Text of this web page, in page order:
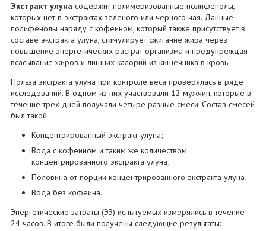
Экстракт улуна содержит полимеризованные полифенолы,
которых нет в экстрактах зеленого или черного чая. Данные
полифенолы наряду с кофеином, который также присутствует в
составе экстракта улуна, стимулирует сжигание жира через
повышение энергетических растрат организма и предупреждая
всасывание жиров и лишних калорий из кишечника в кровь.
Польза экстракта улуна при контроле веса проверялась в ряде
исследований. В одном из них участвовали 12 мужчин, которые в
течение трех дней получали четыре разные смеси. Состав смесей
был такой:
Концентрированный экстракт улуна;
Вода с кофеином и таким же количеством
концентрированного экстракта улуна;
Половина от порции концентрированного экстракта улуна;
Вода без кофеина.
Энергетические затраты (ЭЗ) испытуемых измерялись в течение
24 часов. В итоге были получены следующие результаты: